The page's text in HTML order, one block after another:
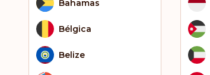
Bahamas
Bélgica
Belize